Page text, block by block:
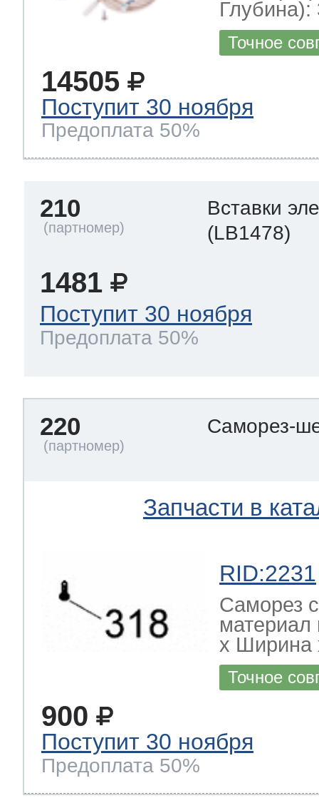
Глубина):
Точное
14505
Поступит 30 ноября
Предоплата 50%
210
Вставки
(LB1478)
1481
Поступит 30 ноября
Предоплата 50%
220 Саморез-
Запчасти в
RID:2231
Саморез
х Ширина
Точное
900
Поступит 30 ноября
Предоплата 50%